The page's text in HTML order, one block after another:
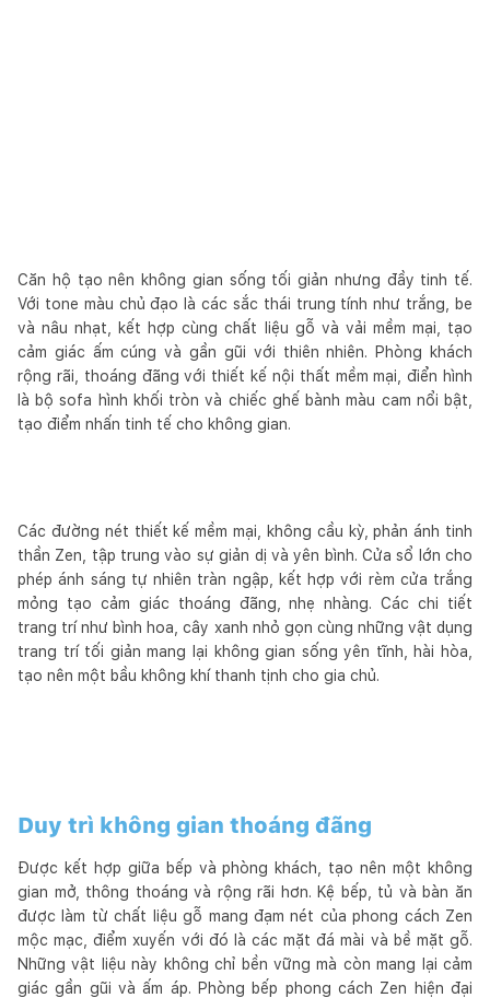
Căn hộ tạo nên không gian sống tối giản nhưng đầy tinh tế.
Với tone màu chủ đạo là các sắc thái trung tính như trắng, be
và nâu nhạt, kết hợp cùng chất liệu gỗ và vải mềm mại, tạo
cảm giác ấm cúng và gần gũi với thiên nhiên. Phòng khách
rộng rãi, thoáng đãng với thiết kế nội thất mềm mại, điển hình
là bộ sofa hình khối tròn và chiếc ghế bành màu cam nổi bật,
tạo điểm nhấn tinh tế cho không gian.
Các đường nét thiết kế mềm mại, không cầu kỳ, phản ánh tinh
thần Zen, tập trung vào sự giản dị và yên bình. Cửa sổ lớn cho
phép ánh sáng tự nhiên tràn ngập, kết hợp với rèm cửa trắng
mỏng tạo cảm giác thoáng đãng, nhẹ nhàng. Các chi tiết
trang trí như bình hoa, cây xanh nhỏ gọn cùng những vật dụng
trang trí tối giản mang lại không gian sống yên tĩnh, hài hòa,
tạo nên một bầu không khí thanh tịnh cho gia chủ.
Duy trì không gian thoáng đãng
Được kết hợp giữa bếp và phòng khách, tạo nên một không
gian mở, thông thoáng và rộng rãi hơn. Kệ bếp, tủ và bàn ăn
được làm từ chất liệu gỗ mang đạm nét của phong cách Zen
mộc mạc, điểm xuyến với đó là các mặt đá mài và bề mặt gỗ.
Những vật liệu này không chỉ bền vững mà còn mang lại cảm
giác gần gũi và ấm áp. Phòng bếp phong cách Zen hiện đại